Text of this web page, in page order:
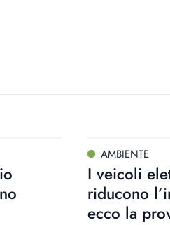
AMBIENTE
I veicoli
riducono
ecco la